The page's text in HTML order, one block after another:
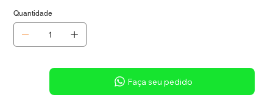
Quantidade
Sob consulta
Faça seu pedido